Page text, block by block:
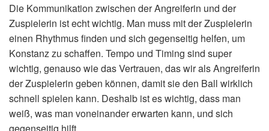
Die Kommunikation zwischen der Angreiferin und der
Zuspielerin ist echt wichtig. Man muss mit der Zuspielerin
einen Rhythmus finden und sich gegenseitig helfen, um
Konstanz zu schaffen. Tempo und Timing sind super
wichtig, genauso wie das Vertrauen, das wir als Angreiferin
der Zuspielerin geben können, damit sie den Ball wirklich
schnell spielen kann. Deshalb ist es wichtig, dass man
weiß, was man voneinander erwarten kann, und sich